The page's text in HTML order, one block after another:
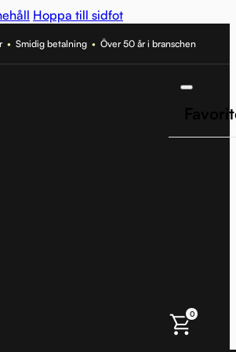
Hoppa till sidfot
• Smidig betalning • Över 50 år i branschen
0